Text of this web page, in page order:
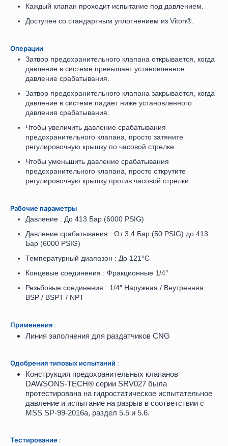
Каждый клапан проходит испытание под давлением.
Доступен со стандартным уплотнением из Viton®.
Операции
Затвор предохранительного клапана открывается, когда
давление в системе превышает установленное
давление срабатывания.
Затвор предохранительного клапана закрывается, когда
давление в системе падает ниже установленного
давления срабатывания.
Чтобы увеличить давление срабатывания
предохранительного клапана, просто затяните
регулировочную крышку по часовой стрелке.
Чтобы уменьшить давление срабатывания
предохранительного клапана, просто открутите
регулировочную крышку против часовой стрелки.
Рабочие параметры
Давление : До 413 Бар (6000 PSIG)
Давление срабатывания : От 3,4 Бар (50 PSIG) до 413
Бар (6000 PSIG)
Температурный диапазон : До 121°C
Концевые соединения : Фракционные 1/4″
Резьбовые соединения : 1/4″ Наружная / Внутренняя
BSP / BSPT / NPT
Применения :
Линия заполнения для раздатчиков CNG
Одобрения типовых испытаний :
Конструкция предохранительных клапанов
DAWSONS-TECH® серии SRV027 была
протестирована на гидростатическое испытательное
давление и испытание на разрыв в соответствии с
MSS SP-99-2016a, раздел 5.5 и 5.6.
Тестирование :